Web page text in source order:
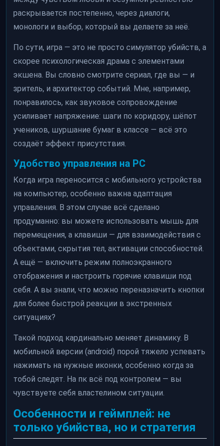
раскрывается постепенно, через диалоги,
монологи и выбор, который вы делаете за неё.
По сути, игра — это не просто симулятор убийств, а
скорее психологическая драма с элементами
экшена. Вы словно смотрите сериал, где вы — и
зритель, и архитектор событий. Мне, например,
понравилось, как звуковое сопровождение
усиливает напряжение: шаги по коридору, шёпот
учеников, шуршание бумаг в классе — всё это
создаёт эффект присутствия.
Удобство управления на PC
Когда игра переносится с мобильного устройства
на компьютер, особенно важна адаптация
управления. В этом случае всё сделано
продуманно: вы можете использовать мышь для
перемещения, а клавиши — для взаимодействия с
объектами, скрытия тел, активации способностей.
А ещё — включить режим полноэкранного
отображения и настроить горячие клавиши под
себя. А вы знали, что можно переназначить кнопки
для более быстрой реакции в экстренных
ситуациях?
Такой подход кардинально меняет динамику. В
мобильной версии (android) порой тяжело успевать
нажимать на нужные иконки, особенно когда за
тобой следят. На пк всё под контролем — вы
чувствуете себя властелином ситуации.
Особенности и геймплей: не
только убийства, но и стратегия